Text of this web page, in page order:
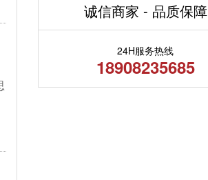
诚信商家 - 品质保障
24H服务热线
18908235685